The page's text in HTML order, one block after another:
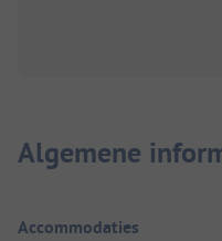
Algemene
Accommodaties